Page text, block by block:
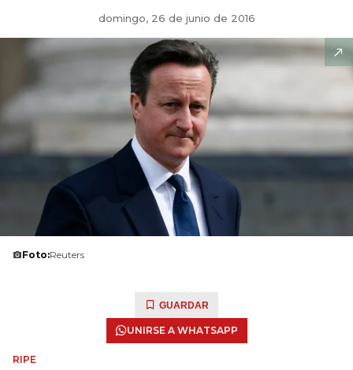
domingo, 26 de junio de 2016
Foto:Reuters
GUARDAR
UNIRSE A WHATSAPP
RIPE